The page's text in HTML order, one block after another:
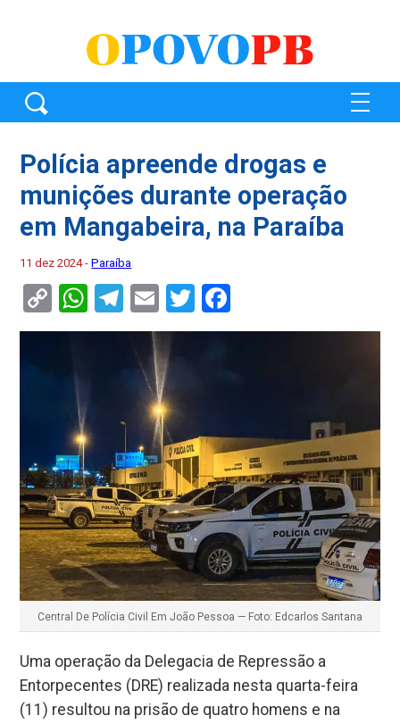
Polícia apreende drogas e
munições durante operação
em Mangabeira, na Paraíba
11 dez 2024 -Paraíba
Copy
Link
WhatsApp
Telegram
EmailTwitter
Central De Polícia Civil Em João Pessoa — Foto: Edcarlos Santana
Uma operação da Delegacia de Repressão a
Entorpecentes (DRE) realizada nesta quarta-feira
(11) resultou na prisão de quatro homens e na